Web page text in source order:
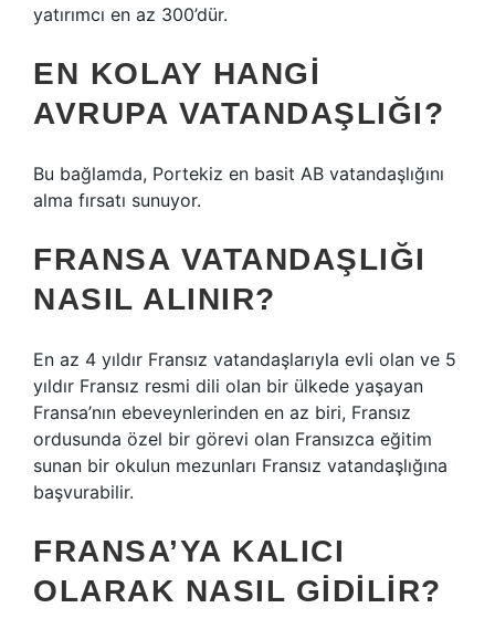
yatırımcı en az 300’dür.
EN KOLAY HANGI
AVRUPA VATANDAŞLIĞI?
Bu bağlamda, Portekiz en basit AB vatandaşlığını
alma fırsatı sunuyor.
FRANSA VATANDAŞLIĞI
NASIL ALINIR?
En az 4 yıldır Fransız vatandaşlarıyla evli olan ve 5
yıldır Fransız resmi dili olan bir ülkede yaşayan
Fransa’nın ebeveynlerinden en az biri, Fransız
ordusunda özel bir görevi olan Fransızca eğitim
sunan bir okulun mezunları Fransız vatandaşlığına
başvurabilir.
FRANSA’YA KALICI
OLARAK NASIL GIDILIR?